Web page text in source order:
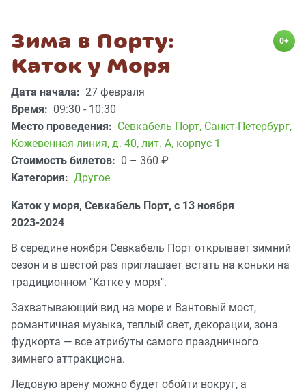
Зима в Порту:
Каток у Моря
0+
Дата начала: 27 февраля
Время: 09:30 - 10:30
Место проведения: Севкабель Порт, Санкт-Петербург,
Кожевенная линия, д. 40, лит. А, корпус 1
Стоимость билетов: 0 – 360 ₽
Категория: Другое
Каток у моря, Севкабель Порт, с 13 ноября
2023-2024
В середине ноября Севкабель Порт открывает зимний
сезон и в шестой раз приглашает встать на коньки на
традиционном "Катке у моря".
Захватывающий вид на море и Вантовый мост,
романтичная музыка, теплый свет, декорации, зона
фудкорта — все атрибуты самого праздничного
зимнего аттракциона.
Ледовую арену можно будет обойти вокруг, а